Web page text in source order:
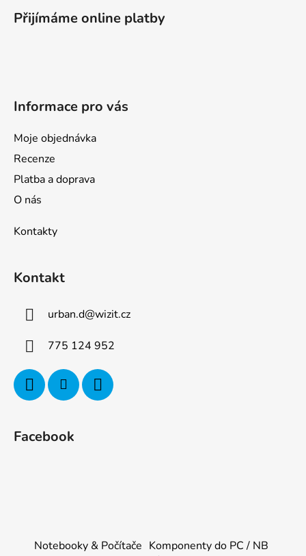
Přijímáme online platby
Informace pro vás
Moje objednávka
Recenze
Platba a doprava
O nás
Kontakty
Kontakt
urban.d@wizit.cz
775 124 952
Facebook
Notebooky & Počítače Komponenty do PC / NB